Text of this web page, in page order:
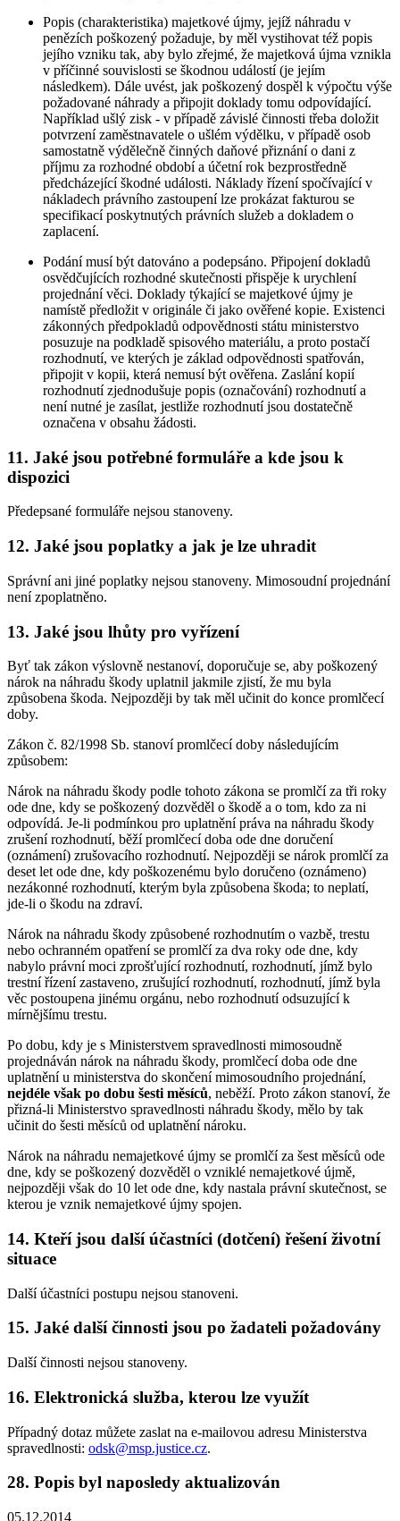
Popis (charakteristika) majetkové újmy, jejíž náhradu v
penězích poškozený požaduje, by měl vystihovat též popis
jejího vzniku tak, aby bylo zřejmé, že majetková újma vznikla
v příčinné souvislosti se škodnou událostí (je jejím
následkem). Dále uvést, jak poškozený dospěl k výpočtu výše
požadované náhrady a připojit doklady tomu odpovídající.
Například ušlý zisk - v případě závislé činnosti třeba doložit
potvrzení zaměstnavatele o ušlém výdělku, v případě osob
samostatně výdělečně činných daňové přiznání o dani z
příjmu za rozhodné období a účetní rok bezprostředně
předcházející škodné události. Náklady řízení spočívající v
nákladech právního zastoupení lze prokázat fakturou se
specifikací poskytnutých právních služeb a dokladem o
zaplacení.
Podání musí být datováno a podepsáno. Připojení dokladů
osvědčujících rozhodné skutečnosti přispěje k urychlení
projednání věci. Doklady týkající se majetkové újmy je
namístě předložit v originále či jako ověřené kopie. Existenci
zákonných předpokladů odpovědnosti státu ministerstvo
posuzuje na podkladě spisového materiálu, a proto postačí
rozhodnutí, ve kterých je základ odpovědnosti spatřován,
připojit v kopii, která nemusí být ověřena. Zaslání kopií
rozhodnutí zjednodušuje popis (označování) rozhodnutí a
není nutné je zasílat, jestliže rozhodnutí jsou dostatečně
označena v obsahu žádosti.
11. Jaké jsou potřebné formuláře a kde jsou k
dispozici
Předepsané formuláře nejsou stanoveny.
12. Jaké jsou poplatky a jak je lze uhradit
Správní ani jiné poplatky nejsou stanoveny. Mimosoudní projednání
není zpoplatněno.
13. Jaké jsou lhůty pro vyřízení
Byť tak zákon výslovně nestanoví, doporučuje se, aby poškozený
nárok na náhradu škody uplatnil jakmile zjistí, že mu byla
způsobena škoda. Nejpozději by tak měl učinit do konce promlčecí
doby.
Zákon č. 82/1998 Sb. stanoví promlčecí doby následujícím
způsobem:
Nárok na náhradu škody podle tohoto zákona se promlčí za tři roky
ode dne, kdy se poškozený dozvěděl o škodě a o tom, kdo za ni
odpovídá. Je-li podmínkou pro uplatnění práva na náhradu škody
zrušení rozhodnutí, běží promlčecí doba ode dne doručení
(oznámení) zrušovacího rozhodnutí. Nejpozději se nárok promlčí za
deset let ode dne, kdy poškozenému bylo doručeno (oznámeno)
nezákonné rozhodnutí, kterým byla způsobena škoda; to neplatí,
jde-li o škodu na zdraví.
Nárok na náhradu škody způsobené rozhodnutím o vazbě, trestu
nebo ochranném opatření se promlčí za dva roky ode dne, kdy
nabylo právní moci zprošťující rozhodnutí, rozhodnutí, jímž bylo
trestní řízení zastaveno, zrušující rozhodnutí, rozhodnutí, jímž byla
věc postoupena jinému orgánu, nebo rozhodnutí odsuzující k
mírnějšímu trestu.
Po dobu, kdy je s Ministerstvem spravedlnosti mimosoudně
projednáván nárok na náhradu škody, promlčecí doba ode dne
uplatnění u ministerstva do skončení mimosoudního projednání,
nejdéle však po dobu šesti měsíců, neběží. Proto zákon stanoví, že
přizná-li Ministerstvo spravedlnosti náhradu škody, mělo by tak
učinit do šesti měsíců od uplatnění nároku.
Nárok na náhradu nemajetkové újmy se promlčí za šest měsíců ode
dne, kdy se poškozený dozvěděl o vzniklé nemajetkové újmě,
nejpozději však do 10 let ode dne, kdy nastala právní skutečnost, se
kterou je vznik nemajetkové újmy spojen.
14. Kteří jsou další účastníci (dotčení) řešení životní
situace
Další účastníci postupu nejsou stanoveni.
15. Jaké další činnosti jsou po žadateli požadovány
Další činnosti nejsou stanoveny.
16. Elektronická služba, kterou lze využít
Případný dotaz můžete zaslat na e-mailovou adresu Ministerstva
spravedlnosti: odsk@msp.justice.cz.
28. Popis byl naposledy aktualizován
05.12.2014